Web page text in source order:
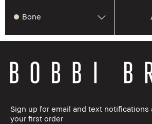
Bone
Sign up for email and text notifications
your first order